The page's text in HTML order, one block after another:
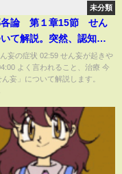
未分類
各論 第１章15節 せん
て解説。突然、認知症
ることはあります
認知症 ＃せん妄 /
妄の症状 02:59 せん妄が起きや
よく言われること、治療 今
ん妄」について解説します。